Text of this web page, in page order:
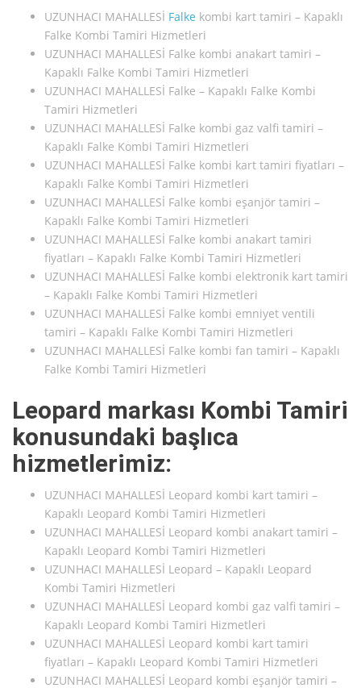
UZUNHACI MAHALLESİ Falke kombi kart tamiri – Kapaklı
Falke Kombi Tamiri Hizmetleri
UZUNHACI MAHALLESİ Falke kombi anakart tamiri –
Kapaklı Falke Kombi Tamiri Hizmetleri
UZUNHACI MAHALLESİ Falke – Kapaklı Falke Kombi
Tamiri Hizmetleri
UZUNHACI MAHALLESİ Falke kombi gaz valfi tamiri –
Kapaklı Falke Kombi Tamiri Hizmetleri
UZUNHACI MAHALLESİ Falke kombi kart tamiri fiyatları –
Kapaklı Falke Kombi Tamiri Hizmetleri
UZUNHACI MAHALLESİ Falke kombi eşanjör tamiri –
Kapaklı Falke Kombi Tamiri Hizmetleri
UZUNHACI MAHALLESİ Falke kombi anakart tamiri
fiyatları – Kapaklı Falke Kombi Tamiri Hizmetleri
UZUNHACI MAHALLESİ Falke kombi elektronik kart tamiri
– Kapaklı Falke Kombi Tamiri Hizmetleri
UZUNHACI MAHALLESİ Falke kombi emniyet ventili
tamiri – Kapaklı Falke Kombi Tamiri Hizmetleri
UZUNHACI MAHALLESİ Falke kombi fan tamiri – Kapaklı
Falke Kombi Tamiri Hizmetleri
Leopard markası Kombi Tamiri
konusundaki başlıca
hizmetlerimiz:
UZUNHACI MAHALLESİ Leopard kombi kart tamiri –
Kapaklı Leopard Kombi Tamiri Hizmetleri
UZUNHACI MAHALLESİ Leopard kombi anakart tamiri –
Kapaklı Leopard Kombi Tamiri Hizmetleri
UZUNHACI MAHALLESİ Leopard – Kapaklı Leopard
Kombi Tamiri Hizmetleri
UZUNHACI MAHALLESİ Leopard kombi gaz valfi tamiri –
Kapaklı Leopard Kombi Tamiri Hizmetleri
UZUNHACI MAHALLESİ Leopard kombi kart tamiri
fiyatları – Kapaklı Leopard Kombi Tamiri Hizmetleri
UZUNHACI MAHALLESİ Leopard kombi eşanjör tamiri –